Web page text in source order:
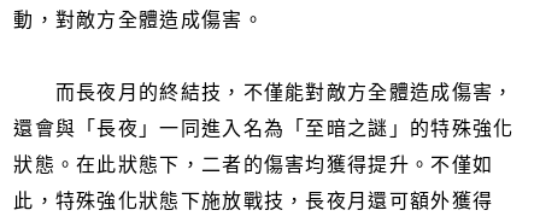
動，對敵方全體造成傷害。
而長夜月的終結技，不僅能對敵方全體造成傷害，
還會與「長夜」一同進入名為「至暗之謎」的特殊強化
狀態。在此狀態下，二者的傷害均獲得提升。不僅如
此，特殊強化狀態下施放戰技，長夜月還可額外獲得